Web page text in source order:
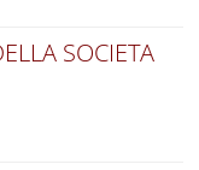
SOCIETA